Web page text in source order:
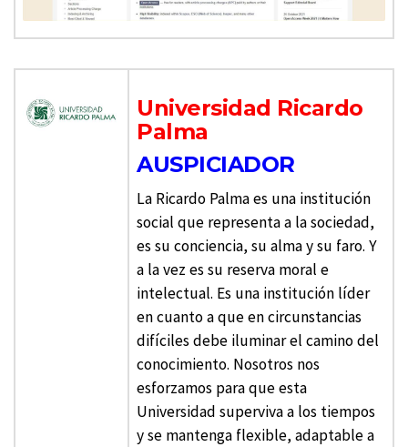
Universidad Ricardo
Palma
AUSPICIADOR
La Ricardo Palma es una institución
social que representa a la sociedad,
es su conciencia, su alma y su faro. Y
a la vez es su reserva moral e
intelectual. Es una institución líder
en cuanto a que en circunstancias
difíciles debe iluminar el camino del
conocimiento. Nosotros nos
esforzamos para que esta
Universidad superviva a los tiempos
y se mantenga flexible, adaptable a